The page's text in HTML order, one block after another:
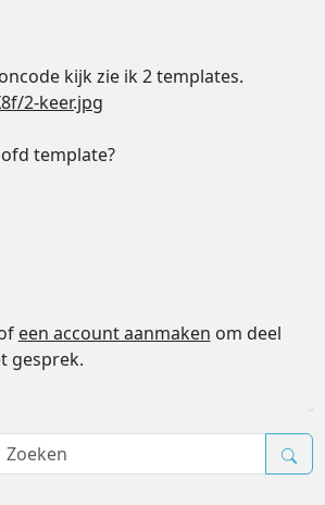
kijk zie ik 2 templates.
2-keer.jpg
template?
een account aanmaken om deel
gesprek.